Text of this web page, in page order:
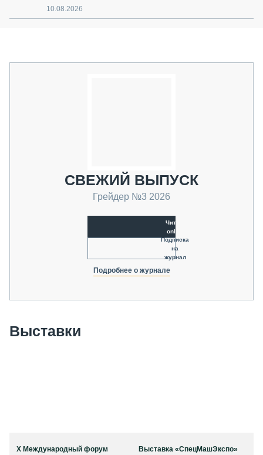
10.08.2026
СВЕЖИЙ ВЫПУСК
Грейдер №3 2026
Читать
online
Подписка
на
журнал
Подробнее о журнале
Выставки
X Международный форум
Выставка «СпецМашЭкспо»